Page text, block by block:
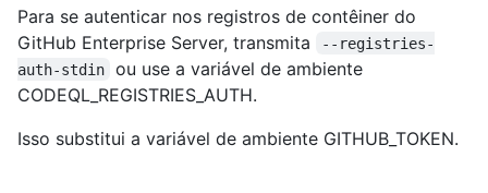
Para se autenticar nos registros de contêiner do
GitHub Enterprise Server, transmita
--registries-
auth-stdin
ou use a variável de ambiente
CODEQL_REGISTRIES_AUTH.
Isso substitui a variável de ambiente GITHUB_TOKEN.